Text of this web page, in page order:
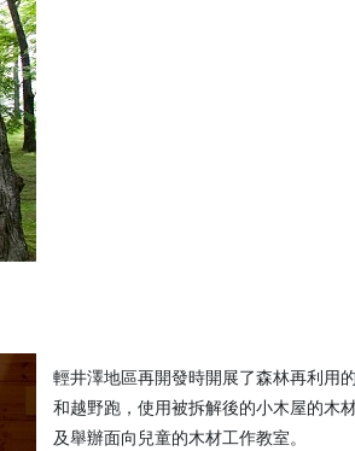
輕井澤地區再開發時開展了森林再利用
和越野跑，使用被拆解後的小木屋的木
及舉辦面向兒童的木材工作教室。